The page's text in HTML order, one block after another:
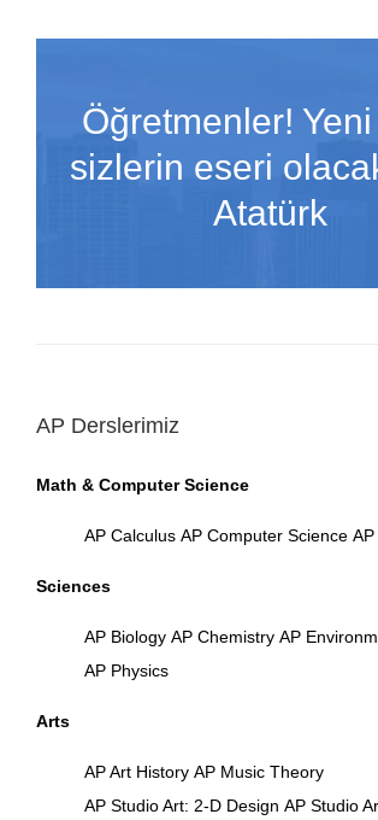
Öğretmenler!
sizlerin eseri
Atatürk
AP Derslerimiz
Math & Computer Science
AP Calculus AP Computer Science
Sciences
AP Biology AP Chemistry AP
AP Physics
Arts
AP Art History AP Music Theory
AP Studio Art: 2-D Design AP Studio